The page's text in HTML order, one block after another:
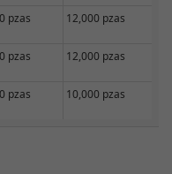
pzas 12,000 pzas
pzas 12,000 pzas
pzas 10,000 pzas